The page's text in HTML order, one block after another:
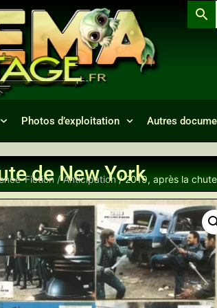
Photos d’exploitation Autres
de New York
Fiction / Anticipation/ 2019, après la